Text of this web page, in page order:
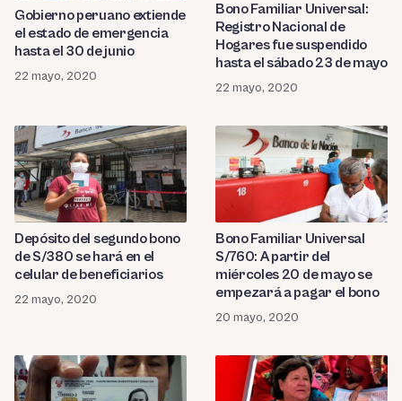
Gobierno peruano extiende
el estado de emergencia
hasta el 30 de junio
22 mayo, 2020
Bono Familiar Universal:
Registro Nacional de
Hogares fue suspendido
hasta el sábado 23 de mayo
22 mayo, 2020
Depósito del segundo bono
de S/380 se hará en el
celular de beneficiarios
22 mayo, 2020
Bono Familiar Universal
S/760: A partir del
miércoles 20 de mayo se
empezará a pagar el bono
20 mayo, 2020